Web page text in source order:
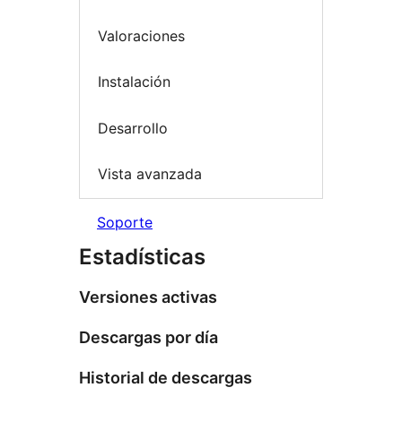
Valoraciones
Instalación
Desarrollo
Vista avanzada
Soporte
Estadísticas
Versiones activas
Descargas por día
Historial de descargas